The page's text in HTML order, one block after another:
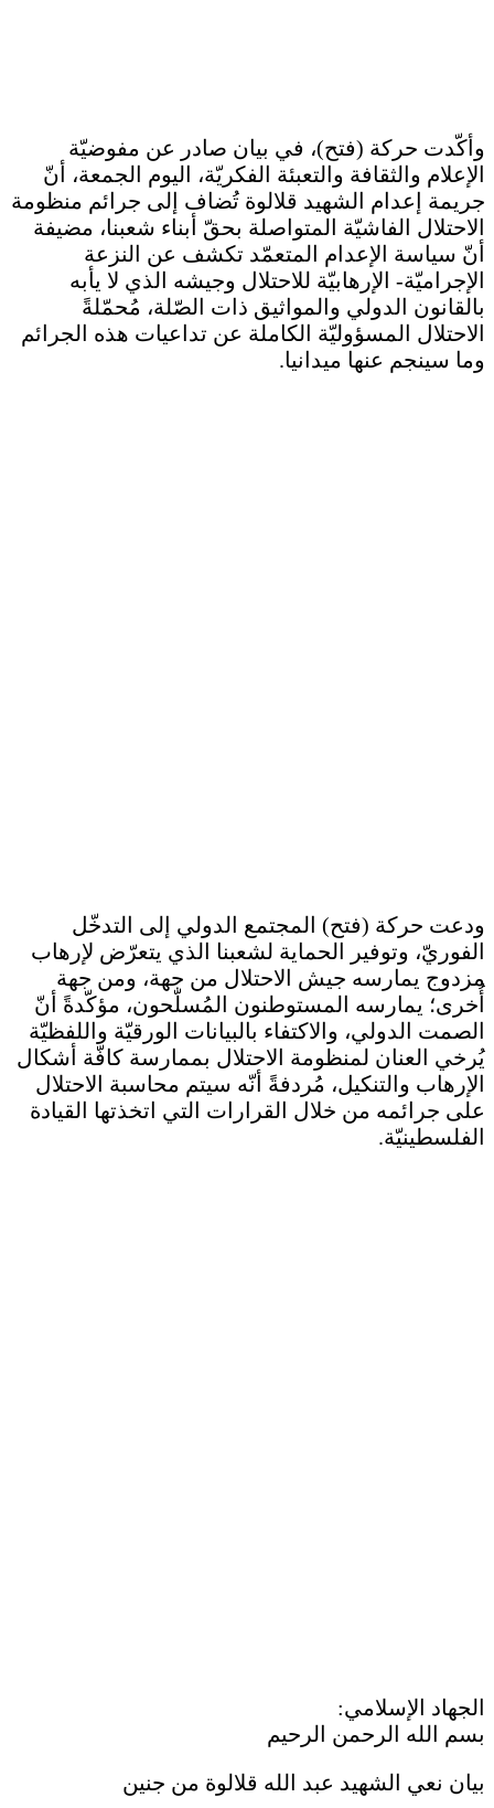
وأكّدت حركة (فتح)، في بيان صادر عن مفوضيّة
الإعلام والثقافة والتعبئة الفكريّة، اليوم الجمعة، أنّ
جريمة إعدام الشهيد قلالوة تُضاف إلى جرائم منظومة
الاحتلال الفاشيّة المتواصلة بحقّ أبناء شعبنا، مضيفة
أنّ سياسة الإعدام المتعمّد تكشف عن النزعة
الإجراميّة- الإرهابيّة للاحتلال وجيشه الذي لا يأبه
بالقانون الدولي والمواثيق ذات الصّلة، مُحمّلةً
الاحتلال المسؤوليّة الكاملة عن تداعيات هذه الجرائم
وما سينجم عنها ميدانيا.
ودعت حركة (فتح) المجتمع الدولي إلى التدخّل
الفوريّ، وتوفير الحماية لشعبنا الذي يتعرّض لإرهاب
مزدوج يمارسه جيش الاحتلال من جهة، ومن جهة
أُخرى؛ يمارسه المستوطنون المُسلّحون، مؤكّدةً أنّ
الصمت الدولي، والاكتفاء بالبيانات الورقيّة واللفظيّة
يُرخي العنان لمنظومة الاحتلال بممارسة كافّة أشكال
الإرهاب والتنكيل، مُردفةً أنّه سيتم محاسبة الاحتلال
على جرائمه من خلال القرارات التي اتخذتها القيادة
الفلسطينيّة.
الجهاد الإسلامي:
بسم الله الرحمن الرحيم
بيان نعي الشهيد عبد الله قلالوة من جنين